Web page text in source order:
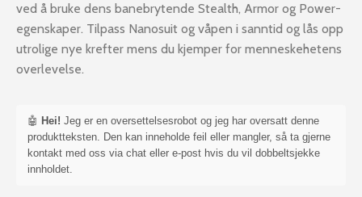
ved å bruke dens banebrytende Stealth, Armor og Power-
egenskaper. Tilpass Nanosuit og våpen i sanntid og lås opp
utrolige nye krefter mens du kjemper for menneskehetens
overlevelse.
🤖 Hei! Jeg er en oversettelsesrobot og jeg har oversatt denne
produktteksten. Den kan inneholde feil eller mangler, så ta gjerne
kontakt med oss via chat eller e-post hvis du vil dobbeltsjekke
innholdet.